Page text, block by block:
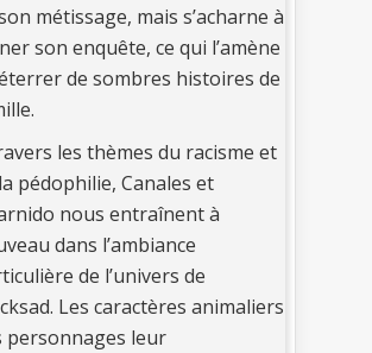
métissage, mais s’acharne à
son enquête, ce qui l’amène
de sombres histoires de
les thèmes du racisme et
pédophilie, Canales et
nous entraînent à
dans l’ambiance
de l’univers de
Les caractères animaliers
personnages leur